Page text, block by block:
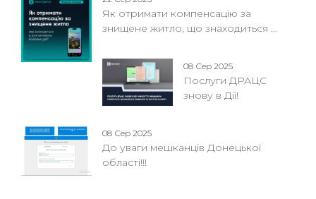
Як отримати компенсацію за
знищене житло, що знаходиться ...
08 Сер 2025
Послуги ДРАЦС
знову в Дії!
08 Сер 2025
До уваги мешканців Донецької
області!!!